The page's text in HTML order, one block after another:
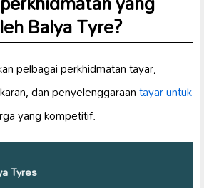
Balya Tyre?
pelbagai perkhidmatan tayar,
dan penyelenggaraantayar untuk
yang kompetitif.
Tyres